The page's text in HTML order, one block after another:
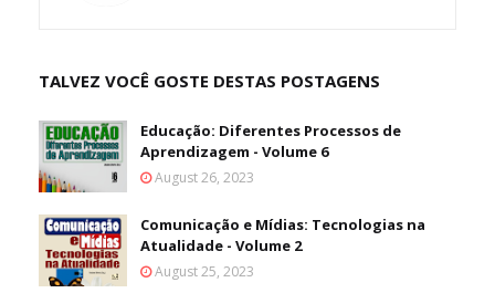
TALVEZ VOCÊ GOSTE DESTAS POSTAGENS
Educação: Diferentes Processos de
Aprendizagem - Volume 6
August 26, 2023
Comunicação e Mídias: Tecnologias na
Atualidade - Volume 2
August 25, 2023